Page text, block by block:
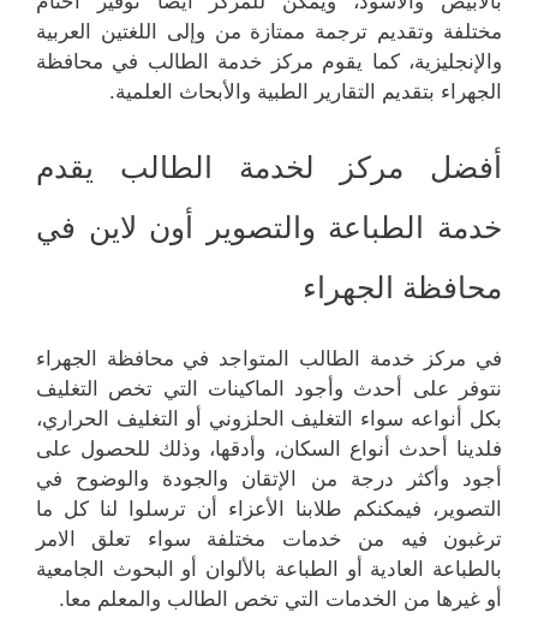
مختلفة وتقديم ترجمة ممتازة من وإلى اللغتين العربية
والإنجليزية، كما يقوم مركز خدمة الطالب في محافظة
الجهراء بتقديم التقارير الطبية والأبحاث العلمية.
أفضل مركز لخدمة الطالب يقدم
خدمة الطباعة والتصوير أون لاين في
محافظة الجهراء
في مركز خدمة الطالب المتواجد في محافظة الجهراء
نتوفر على أحدث وأجود الماكينات التي تخص التغليف
بكل أنواعه سواء التغليف الحلزوني أو التغليف الحراري،
فلدينا أحدث أنواع السكان، وأدقها، وذلك للحصول على
أجود وأكثر درجة من الإتقان والجودة والوضوح في
التصوير، فيمكنكم طلابنا الأعزاء أن ترسلوا لنا كل ما
ترغبون فيه من خدمات مختلفة سواء تعلق الامر
بالطباعة العادية أو الطباعة بالألوان أو البحوث الجامعية
أو غيرها من الخدمات التي تخص الطالب والمعلم معا.